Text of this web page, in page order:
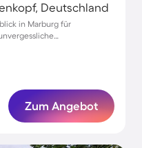
Deutschland
in Marburg für
Zum Angebot